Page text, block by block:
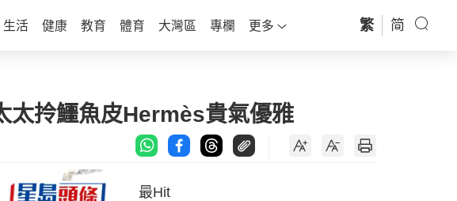
生活 健康 教育 體育 大灣區 專欄 更多 繁 简
太拎鱷魚皮Hermès貴氣優雅
最Hit